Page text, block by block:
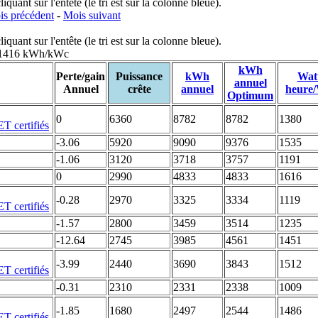
précédent - Mois suivant
sur l'entête (le tri est sur la colonne bleue).
kWh/kWc
Perte/gain
Annuel
Puissance
crête
kWh
annuel
kWh
annuel
Optimum
0 6360 8782 8782
1380
-3.06
5920 9090 9376
1535
-1.06
3120 3718 3757
1191
0
2990 4833 4833
1616
-0.28
2970 3325 3334
1119
-1.57
2800 3459 3514
1235
-12.64
2745 3985 4561
1451
-3.99
2440 3690 3843
1512
-0.31
2310 2331 2338
1009
-1.85
1680 2497 2544 1486